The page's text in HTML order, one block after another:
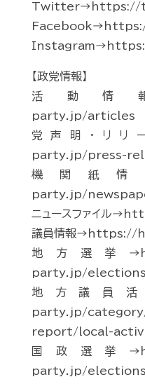
Twitter→https://
【政党情報】
活動情報
party.jp/articles
党声明・リリ
party.jp/press-
機関紙情報
party.jp/
ニュースファイル
議員情報→https://
地方選挙
party.jp/
地方議員活
party.jp/
report/local-
国政選挙
party.jp/